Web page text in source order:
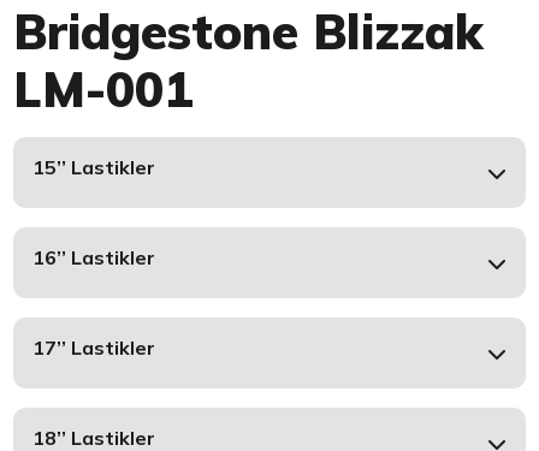
Bridgestone Blizzak
LM-001
15’’ Lastikler
16’’ Lastikler
17’’ Lastikler
18’’ Lastikler